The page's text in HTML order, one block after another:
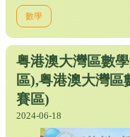
數學
粤港澳大灣區數
區),粤港澳大灣區
賽區)
2024-06-18